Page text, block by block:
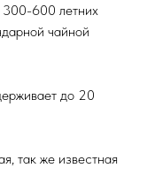
300-600 летних
чайной
до 20
так же известная